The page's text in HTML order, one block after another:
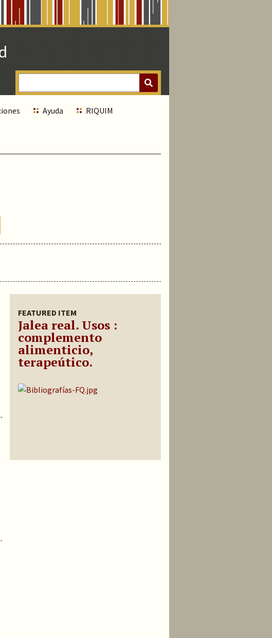
Ayuda RIQUIM
FEATURED ITEM
Jalea real. Usos :
complemento
alimenticio,
terapeútico.